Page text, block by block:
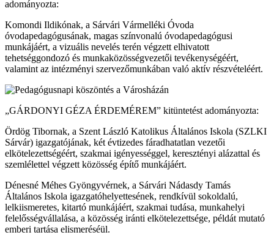
adományozta:
Komondi Ildikónak, a Sárvári Vármelléki Óvoda
óvodapedagógusának, magas színvonalú óvodapedagógusi
munkájáért, a vizuális nevelés terén végzett elhivatott
tehetséggondozó és munkaközösségvezetői tevékenységéért,
valamint az intézményi szervezőmunkában való aktív részvételéért.
„GÁRDONYI GÉZA ÉRDEMÉREM” kitüntetést adományozta:
Ördög Tibornak, a Szent László Katolikus Általános Iskola (SZLKI
Sárvár) igazgatójának, két évtizedes fáradhatatlan vezetői
elkötelezettségéért, szakmai igényességgel, keresztényi alázattal és
szemlélettel végzett közösség építő munkájáért.
Dénesné Méhes Gyöngyvérnek, a Sárvári Nádasdy Tamás
Általános Iskola igazgatóhelyettesének, rendkívül sokoldalú,
lelkiismeretes, kitartó munkájáért, szakmai tudása, munkahelyi
felelősségvállalása, a közösség iránti elkötelezettsége, példát mutató
emberi tartása elismeréséül.